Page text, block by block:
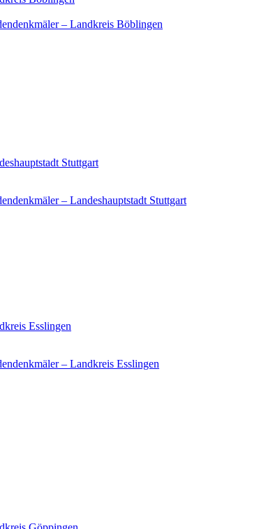
– Landkreis Böblingen
Stuttgart
– Landeshauptstadt Stuttgart
Esslingen
– Landkreis Esslingen